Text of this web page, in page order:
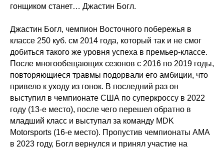
гонщиком станет… Джастин Богл.
Джастин Богл, чемпион Восточного побережья в
классе 250 куб. см 2014 года, который так и не смог
добиться такого же уровня успеха в премьер-классе.
После многообещающих сезонов с 2016 по 2019 годы,
повторяющиеся травмы подорвали его амбиции, что
привело к уходу из гонок. В последний раз он
выступил в чемпионате США по суперкроссу в 2022
году (13-е место), после чего перешел обратно в
младший класс и выступал за команду MDK
Motorsports (16-е место). Пропустив чемпионаты AMA
в 2023 году, Богл вернулся и принял участие на